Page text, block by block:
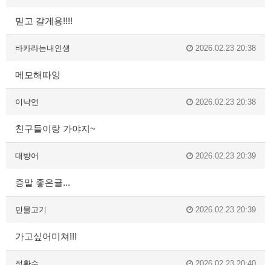
믿고 갈게용!!!!
바카라는내인생 2026.02.23 20:38
메모해따잉
이낙연 2026.02.23 20:38
친구들이랑 가야지~
대방어 2026.02.23 20:39
증말 좋은글...
민물고기 2026.02.23 20:39
가고싶어미쳐!!!